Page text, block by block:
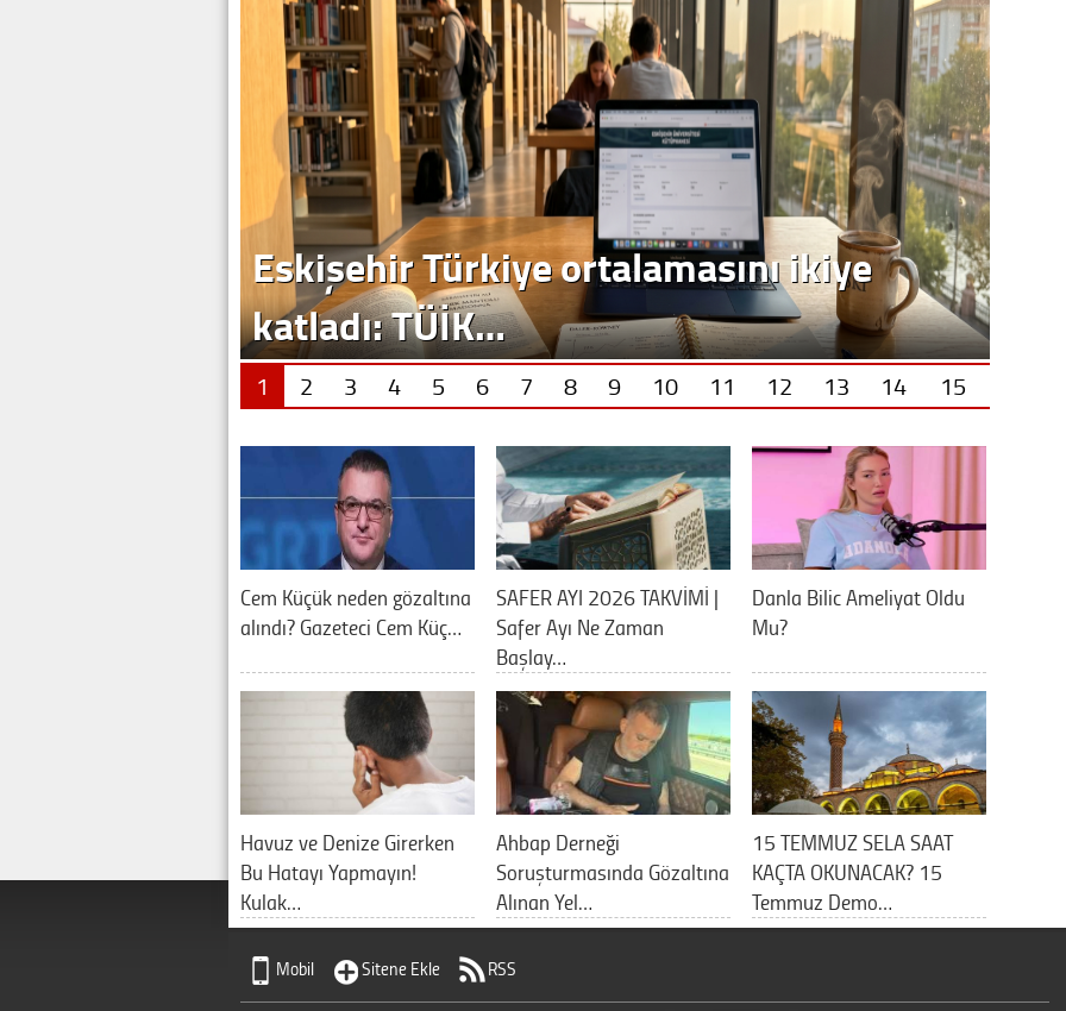
Eskişehir Türkiye ortalamasını ikiye
katladı: TÜİK…
1 2 3 4 5 6 7 8 9 10 11 12 13 14 15
Cem Küçük neden gözaltına
alındı? Gazeteci Cem Küç…
SAFER AYI 2026 TAKVİMİ |
Safer Ayı Ne Zaman
Başlay…
Danla Bilic Ameliyat Oldu
Mu?
Havuz ve Denize Girerken
Bu Hatayı Yapmayın!
Kulak…
Ahbap Derneği
Soruşturmasında Gözaltına
Alınan Yel…
15 TEMMUZ SELA SAAT
KAÇTA OKUNACAK? 15
Temmuz Demo…
Mobil Sitene Ekle RSS